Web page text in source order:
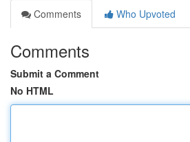
Comments
Who Upvoted
Comments
Submit a Comment
No HTML